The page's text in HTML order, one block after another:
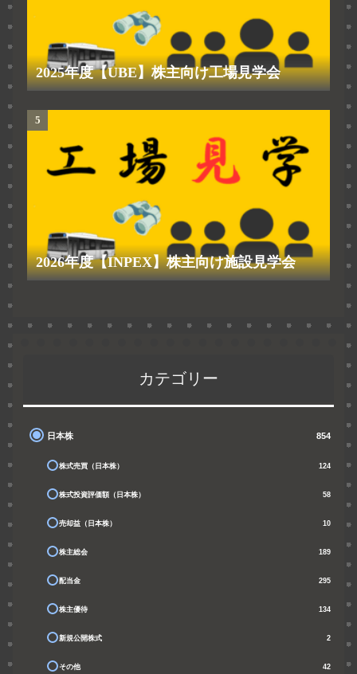
2025年度【UBE】株主向け工場見学会
2026年度【INPEX】株主向け施設見学会
カテゴリー
日本株 854
株式売買（日本株） 124
株式投資評価額（日本株） 58
売却益（日本株） 10
株主総会 189
配当金 295
株主優待 134
新規公開株式 2
その他 42